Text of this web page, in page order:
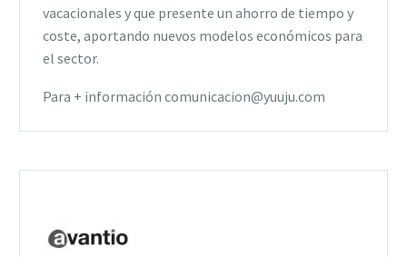
vacacionales y que presente un ahorro de tiempo y
coste, aportando nuevos modelos económicos para
el sector.
Para + información comunicacion@yuuju.com